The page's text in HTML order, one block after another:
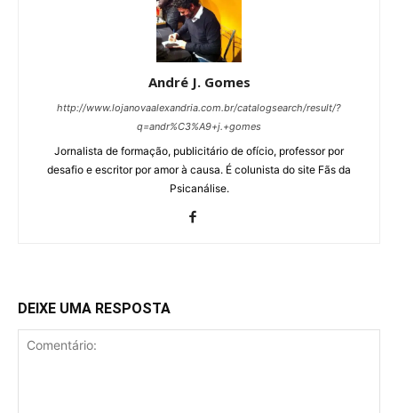
André J. Gomes
http://www.lojanovaalexandria.com.br/catalogsearch/result/?
q=andr%C3%A9+j.+gomes
Jornalista de formação, publicitário de ofício, professor por
desafio e escritor por amor à causa. É colunista do site Fãs da
Psicanálise.
DEIXE UMA RESPOSTA